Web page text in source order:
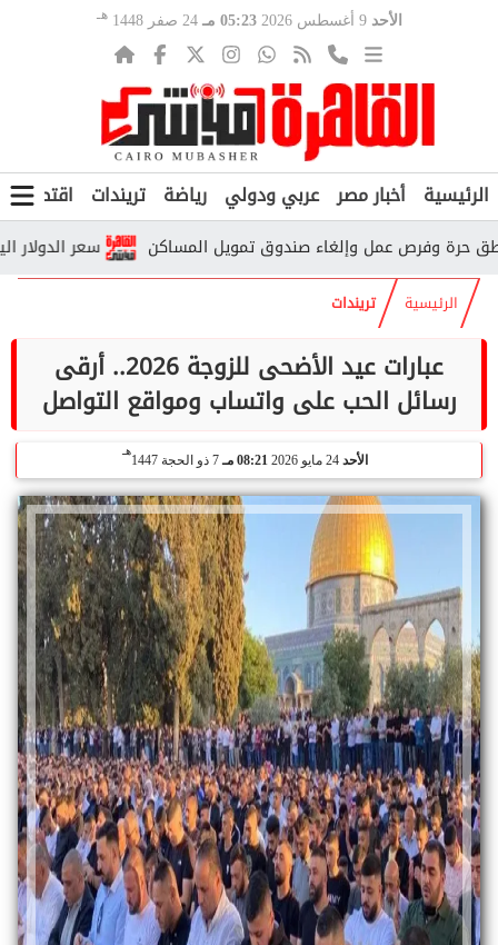
الأحد 9 أغسطس 2026 05:23 مـ 24 صفر 1448 هـ
الرئيسية أخبار مصر عربي ودولي رياضة تريندات اقتصاد
سعر الدولار اليوم الأحد 9 أغسطس 2026.. تحديث جديد في
الرئيسية تريندات
عبارات عيد الأضحى للزوجة 2026.. أرقى
رسائل الحب على واتساب ومواقع التواصل
الأحد 24 مايو 2026 08:21 مـ 7 ذو الحجة 1447
هـ